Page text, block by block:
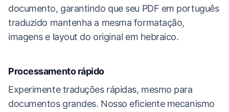
documento, garantindo que seu PDF em português
traduzido mantenha a mesma formatação,
imagens e layout do original em hebraico.
Processamento rápido
Experimente traduções rápidas, mesmo para
documentos grandes. Nosso eficiente mecanismo